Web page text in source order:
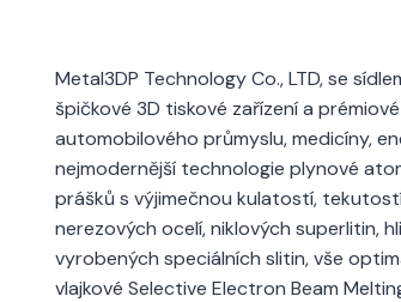
Metal3DP Technology Co., LTD, se
špičkové 3D tiskové zařízení a
automobilového průmyslu, medicíny,
nejmodernější technologie plynové
prášků s výjimečnou kulatostí,
nerezových ocelí, niklových superlitin,
vyrobených speciálních slitin, vše
vlajkové Selective Electron Beam